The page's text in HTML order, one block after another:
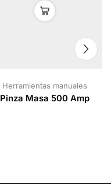
Herramientas manuales
Pinza Masa 500 Amp